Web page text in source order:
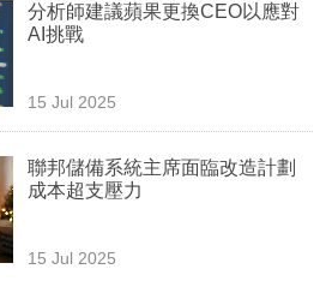
分析師建議蘋果更換CEO以應對
AI挑戰
15 Jul 2025
聯邦儲備系統主席面臨改造計劃
成本超支壓力
15 Jul 2025